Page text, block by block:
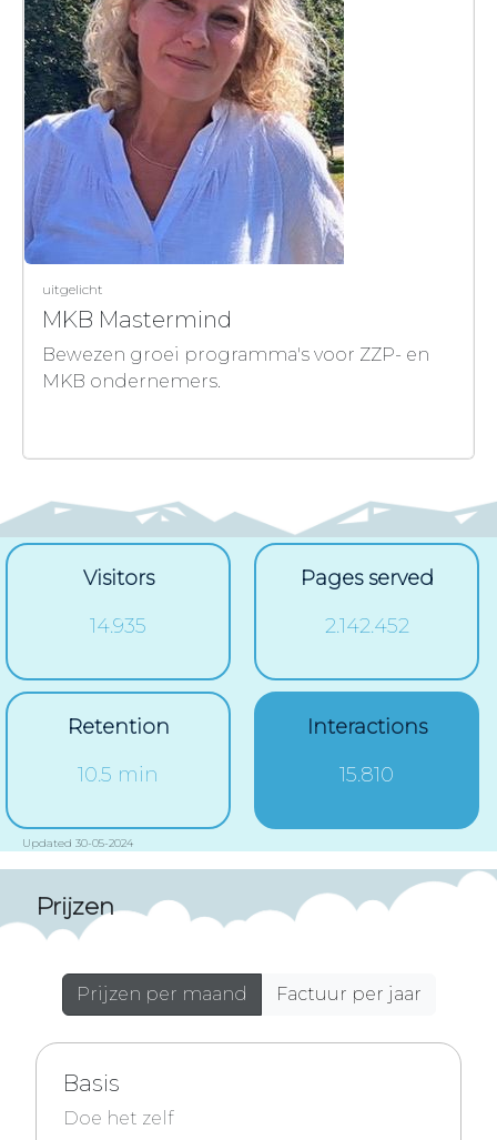
uitgelicht
MKB Mastermind
Bewezen groei programma's voor ZZP- en
MKB ondernemers.
Visitors
14.935
Pages served
2.142.452
Retention
10.5 min
Interactions
15.810
Updated 30-05-2024
Prijzen
Prijzen per maand Factuur per jaar
Basis
Doe het zelf